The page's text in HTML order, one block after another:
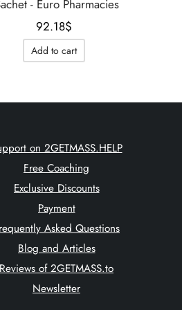
- Euro Pharmacies
92.18$
Add to cart
on 2GETMASS.HELP
Free Coaching
Exclusive Discounts
Payment
Asked Questions
Blog and Articles
Reviews of 2GETMASS.to
Newsletter